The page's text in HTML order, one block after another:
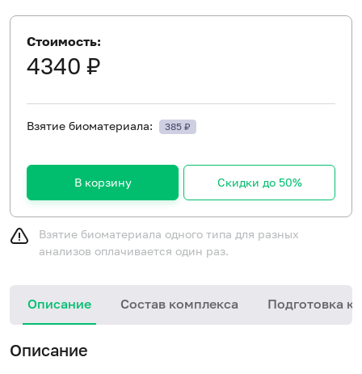
Стоимость:
4340 ₽
Взятие биоматериала: 385 ₽
В корзину Скидки до 50%
Взятие биоматериала одного типа для разных
анализов оплачивается один раз.
Описание Состав комплекса Подготовка к
Описание